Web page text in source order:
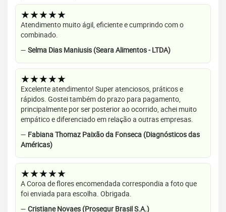
★★★★★
Atendimento muito ágil, eficiente e cumprindo com o
combinado.
— Selma Dias Maniusis (Seara Alimentos - LTDA)
★★★★★
Excelente atendimento! Super atenciosos, práticos e
rápidos. Gostei também do prazo para pagamento,
principalmente por ser posterior ao ocorrido, achei muito
empático e diferenciado em relação a outras empresas.
— Fabiana Thomaz Paixão da Fonseca (Diagnósticos das
Américas)
★★★★★
A Coroa de flores encomendada correspondia a foto que
foi enviada para escolha. Obrigada.
— Cristiane Novaes (Prosegur Brasil S.A.)